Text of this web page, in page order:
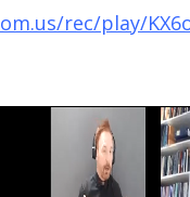
rec/play/